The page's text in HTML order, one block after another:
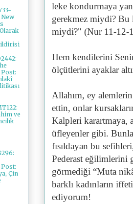
leke kondurmaya
gerekmez miydi? Bu
miydi?" (Nur 11-12-
Hem kendilerini
ölçütlerini ayaklar
Allahım, ey
ettin, onlar
Kalpleri karartmaya,
üfleyenler gibi.
fısıldayan bu
Pederast eğilimlerini
görmediği “Muta
barklı kadınların
ediyorum!
New
ve
Çin